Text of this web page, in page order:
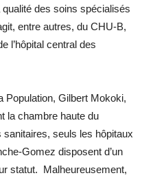
des soins spécialisés
entre autres, du CHU-B,
l’hôpital central des
Population, Gilbert Mokoki,
la chambre haute du
seuls les hôpitaux
Gomez disposent d’un
statut. Malheureusement,